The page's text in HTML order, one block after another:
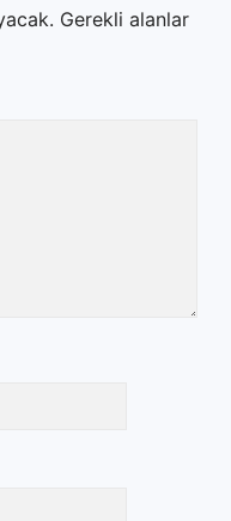
Gerekli alanlar